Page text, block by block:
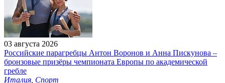
03 августа 2026
Российские парагребцы Антон Воронов и Анна Пискунова –
бронзовые призёры чемпионата Европы по академической
гребле
Италия Спорт